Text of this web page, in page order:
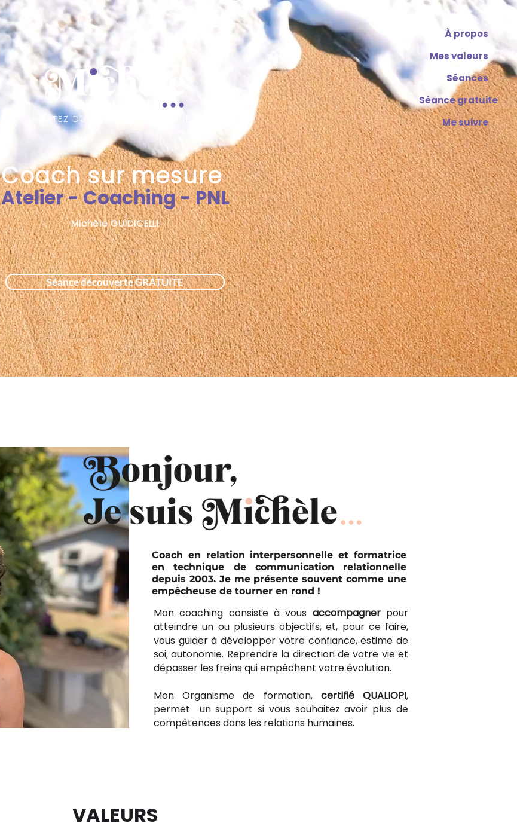
À propos
Mes valeurs
Séances
Séance gratuite
Me suivre
SORTEZ DU CREUX DE LA VAGUE !
Coach sur mesure
Atelier - Coaching - PNL
Michèle GUIDICELLI
Séance découverte GRATUITE
Coach en relation interpersonnelle et formatrice
en technique de communication relationnelle
depuis 2003. Je me présente souvent comme une
empêcheuse de tourner en rond !
Mon coaching consiste à vous accompagner pour
atteindre un ou plusieurs objectifs, et, pour ce faire,
vous guider à développer votre confiance, estime de
soi, autonomie. Reprendre la direction de votre vie et
dépasser les freins qui empêchent votre évolution.
Mon Organisme de formation, certifié QUALIOPI,
permet un support si vous souhaitez avoir plus de
compétences dans les relations humaines.
VALEURS